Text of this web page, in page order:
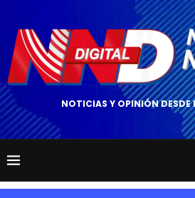
NOTICIAS Y OPINIÓN DESDE